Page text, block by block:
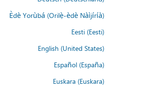
Èdè Yorùbá (Orilẹ̀-èdè Nàìjíríà)
Eesti (Eesti)
English (United States)
Español (España)
Euskara (Euskara)